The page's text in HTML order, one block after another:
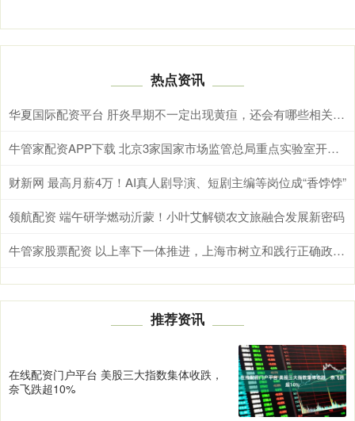
热点资讯
华夏国际配资平台 肝炎早期不一定出现黄疸，还会有哪些相关表现
牛管家配资APP下载 北京3家国家市场监管总局重点实验室开放课题基金，最高资助20万元
财新网 最高月薪4万！AI真人剧导演、短剧主编等岗位成“香饽饽”
领航配资 端午研学燃动沂蒙！小叶艾解锁农文旅融合发展新密码
牛管家股票配资 以上率下一体推进，上海市树立和践行正确政绩观学习教育实现良好开局
推荐资讯
在线配资门户平台 美股三大指数集体收跌，
奈飞跌超10%